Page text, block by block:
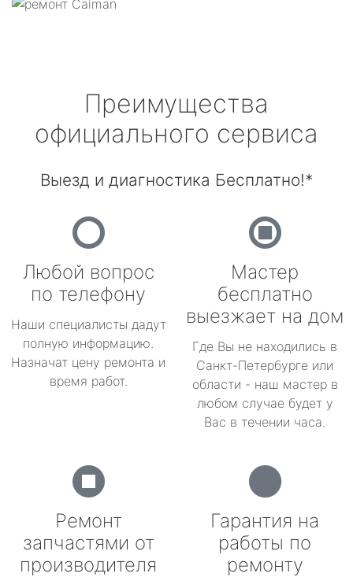
Преимущества
официального сервиса
Выезд и диагностика Бесплатно!*
Любой вопрос
по телефону
Наши специалисты дадут
полную информацию.
Назначат цену ремонта и
время работ.
Мастер
бесплатно
выезжает на дом
Где Вы не находились в
Санкт-Петербурге или
области - наш мастер в
любом случае будет у
Вас в течении часа.
Ремонт
запчастями от
производителя
Гарантия на
работы по
ремонту